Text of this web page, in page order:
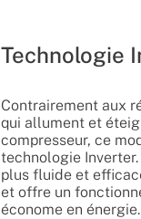
Technologie
Contrairement aux
qui allument et
compresseur, ce
technologie
plus fluide et
et offre un
économe en énergie.